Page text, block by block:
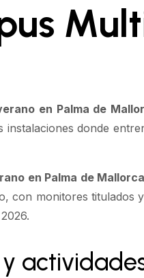
en Palma de
instalaciones donde
en Palma de
con monitores titulados